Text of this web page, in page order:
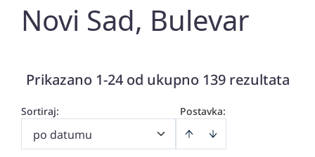
Novi Sad, Bulevar
Prikazano 1-24 od ukupno 139 rezultata
Postavka:
Sortiraj:
po datumu